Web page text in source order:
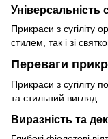
Універсальність
Прикраси з сугіліту
стилем, так і зі
Переваги
Прикраси з сугіліту
та стильний вигляд.
Виразність та